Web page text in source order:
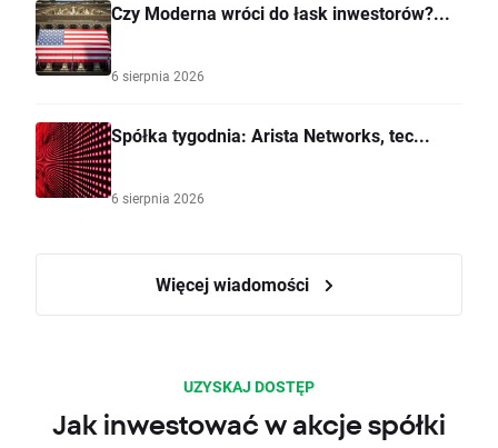
Czy Moderna wróci do łask inwestorów?...
6 sierpnia 2026
Spółka tygodnia: Arista Networks, tec...
6 sierpnia 2026
Więcej wiadomości
UZYSKAJ DOSTĘP
Jak inwestować w akcje spółki